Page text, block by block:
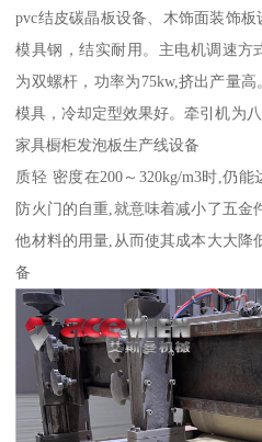
pvc结皮碳晶板设备、木饰面装饰
模具钢，结实耐用。主电机调速方
为双螺杆，功率为75kw,挤出产量
模具，冷却定型效果好。牵引机为
家具橱柜发泡板生产线设备
质轻 密度在200～320kg/m3时,仍
防火门的自重,就意味着减小了五
他材料的用量,从而使其成本大大降
备